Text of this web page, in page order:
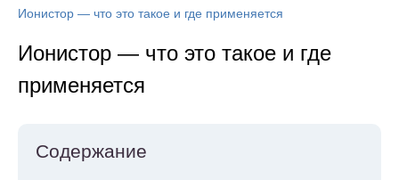
Ионистор — что это такое и где применяется
Ионистор — что это такое и где
применяется
Содержание